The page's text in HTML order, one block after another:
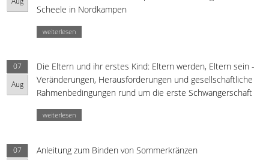
Scheele in Nordkampen
weiterlesen
07
Aug
Die Eltern und ihr erstes Kind: Eltern werden, Eltern sein -
Veränderungen, Herausforderungen und gesellschaftliche
Rahmenbedingungen rund um die erste Schwangerschaft
weiterlesen
07
Anleitung zum Binden von Sommerkränzen